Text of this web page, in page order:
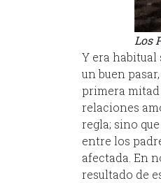
Los
Y era habitual
un buen
primera mitad
relaciones
regla; sino
entre los
afectada. En
resultado de